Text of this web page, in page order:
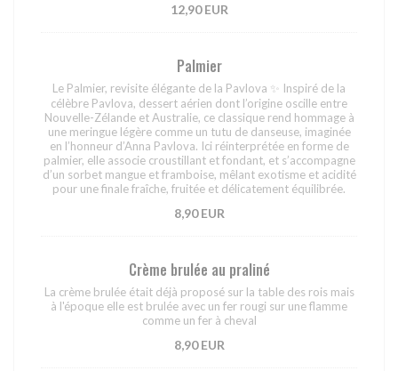
12,90 EUR
Palmier
Le Palmier, revisite élégante de la Pavlova ✨ Inspiré de la
célèbre Pavlova, dessert aérien dont l’origine oscille entre
Nouvelle-Zélande et Australie, ce classique rend hommage à
une meringue légère comme un tutu de danseuse, imaginée
en l’honneur d’Anna Pavlova. Ici réinterprétée en forme de
palmier, elle associe croustillant et fondant, et s’accompagne
d’un sorbet mangue et framboise, mêlant exotisme et acidité
pour une finale fraîche, fruitée et délicatement équilibrée.
8,90 EUR
Crème brulée au praliné
La crème brulée était déjà proposé sur la table des rois mais
à l'époque elle est brulée avec un fer rougi sur une flamme
comme un fer à cheval
8,90 EUR